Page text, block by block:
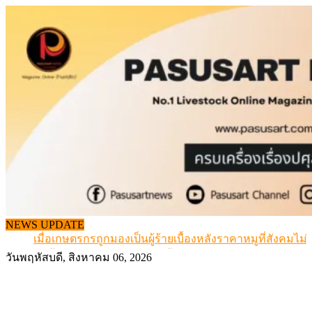
content
NEWS UPDATE
สกัดลักลอบนำเข้าเอ็นโคแช่แข็งกว่า 12.6 ตัน สมุทรสาคร
เมื่อเกษตรกรถูกมองเป็นผู้ร้ายเบื้องหลังราคาหมูที่สังคมไม่
สุดอั้น! ไข่ไก่หน้าฟาร์มปรับขึ้นอีก 6 บาท/แผง เริ่ม 7 ส.ค.69
วันพฤหัสบดี, สิงหาคม 06, 2026